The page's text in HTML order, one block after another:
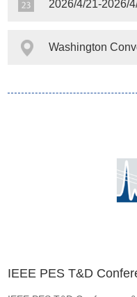
2026/4/21-2026/
Washington
IEEE PES T&D